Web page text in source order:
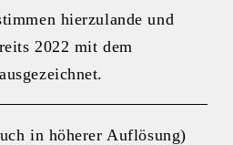
hierzulande und
2022 mit dem
in höherer Auflösung)